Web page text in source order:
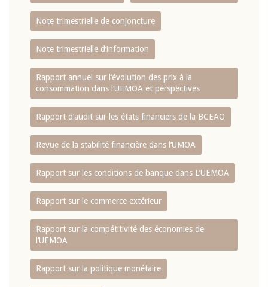
Note trimestrielle de conjoncture
Note trimestrielle d‘information
Rapport annuel sur l‘évolution des prix à la
consommation dans l‘UEMOA et perspectives
Rapport d‘audit sur les états financiers de la BCEAO
Revue de la stabilité financière dans l‘UMOA
Rapport sur les conditions de banque dans L‘UEMOA
Rapport sur le commerce extérieur
Rapport sur la compétitivité des économies de
l‘UEMOA
Rapport sur la politique monétaire